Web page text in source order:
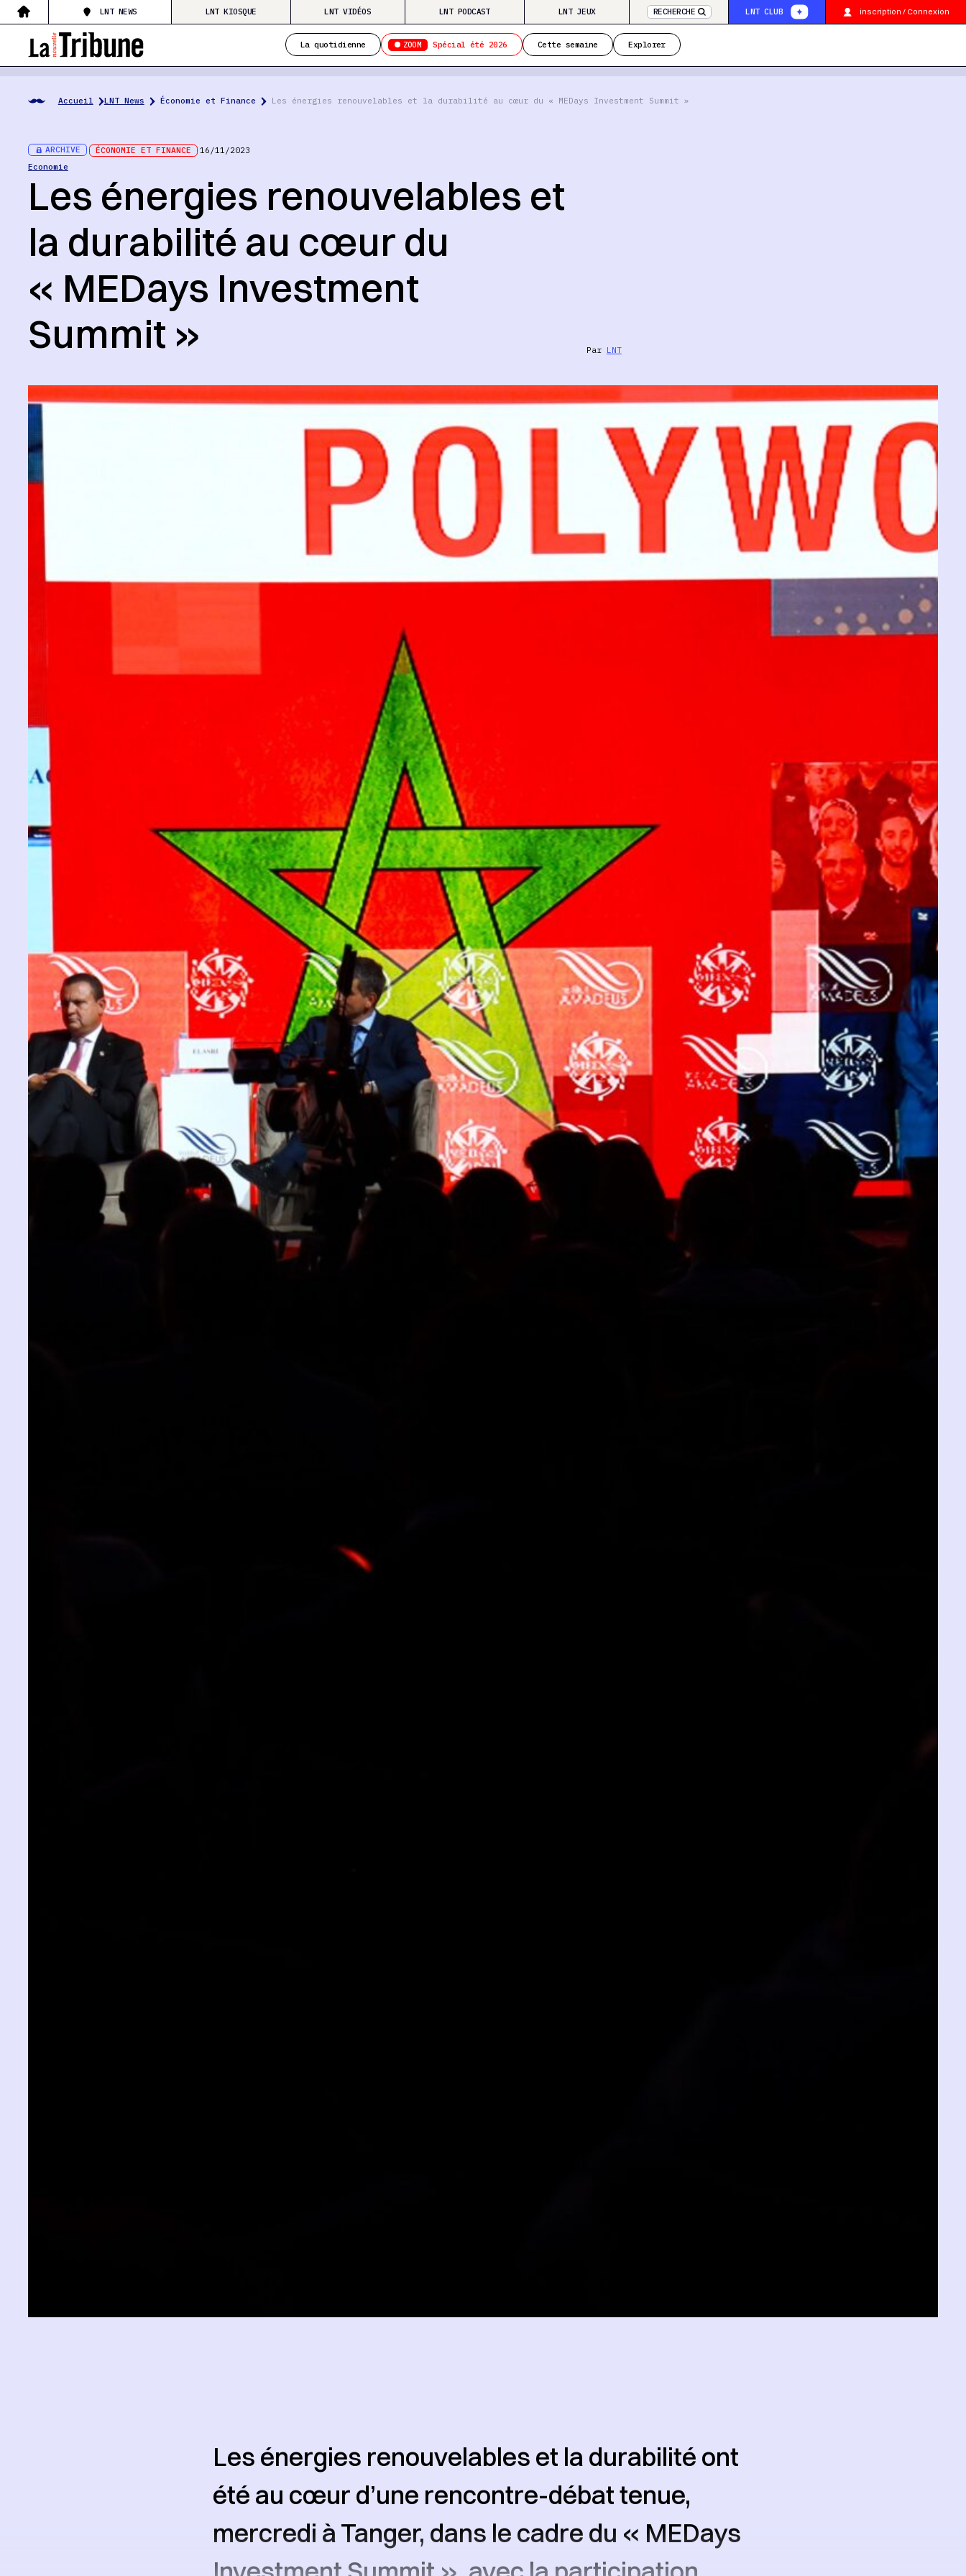
LNT NEWS LNT KIOSQUE LNT VIDÉOS LNT PODCAST LNT JEUX RECHERCHE LNT CLUB inscription / Connexion
La quotidienne ZOOM Spécial été 2026 Cette semaine Explorer
Accueil LNT News Économie et Finance Les énergies renouvelables et la durabilité au cœur du « MEDays Investment Summit »
ARCHIVE ÉCONOMIE ET FINANCE
16/11/2023
Economie
Les énergies renouvelables et
la durabilité au cœur du
« MEDays Investment
Summit »
Par LNT
Les énergies renouvelables et la durabilité ont
été au cœur d’une rencontre-débat tenue,
mercredi à Tanger, dans le cadre du « MEDays